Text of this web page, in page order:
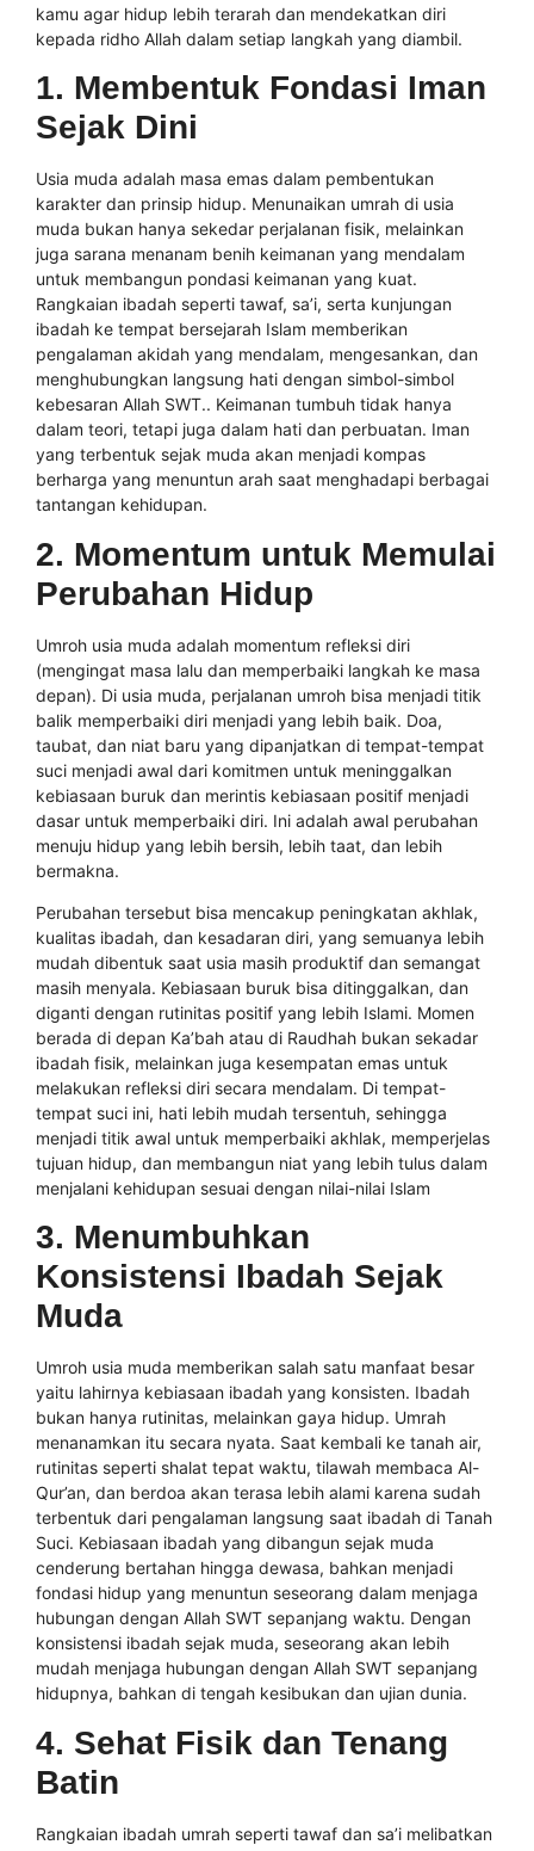
kamu agar hidup lebih terarah dan mendekatkan diri
kepada ridho Allah dalam setiap langkah yang diambil.
1. Membentuk Fondasi Iman
Sejak Dini
Usia muda adalah masa emas dalam pembentukan
karakter dan prinsip hidup. Menunaikan umrah di usia
muda bukan hanya sekedar perjalanan fisik, melainkan
juga sarana menanam benih keimanan yang mendalam
untuk membangun pondasi keimanan yang kuat.
Rangkaian ibadah seperti tawaf, sa’i, serta kunjungan
ibadah ke tempat bersejarah Islam memberikan
pengalaman akidah yang mendalam, mengesankan, dan
menghubungkan langsung hati dengan simbol-simbol
kebesaran Allah SWT.. Keimanan tumbuh tidak hanya
dalam teori, tetapi juga dalam hati dan perbuatan. Iman
yang terbentuk sejak muda akan menjadi kompas
berharga yang menuntun arah saat menghadapi berbagai
tantangan kehidupan.
2. Momentum untuk Memulai
Perubahan Hidup
Umroh usia muda adalah momentum refleksi diri
(mengingat masa lalu dan memperbaiki langkah ke masa
depan). Di usia muda, perjalanan umroh bisa menjadi titik
balik memperbaiki diri menjadi yang lebih baik. Doa,
taubat, dan niat baru yang dipanjatkan di tempat-tempat
suci menjadi awal dari komitmen untuk meninggalkan
kebiasaan buruk dan merintis kebiasaan positif menjadi
dasar untuk memperbaiki diri. Ini adalah awal perubahan
menuju hidup yang lebih bersih, lebih taat, dan lebih
bermakna.
Perubahan tersebut bisa mencakup peningkatan akhlak,
kualitas ibadah, dan kesadaran diri, yang semuanya lebih
mudah dibentuk saat usia masih produktif dan semangat
masih menyala. Kebiasaan buruk bisa ditinggalkan, dan
diganti dengan rutinitas positif yang lebih Islami. Momen
berada di depan Ka’bah atau di Raudhah bukan sekadar
ibadah fisik, melainkan juga kesempatan emas untuk
melakukan refleksi diri secara mendalam. Di tempat-
tempat suci ini, hati lebih mudah tersentuh, sehingga
menjadi titik awal untuk memperbaiki akhlak, memperjelas
tujuan hidup, dan membangun niat yang lebih tulus dalam
menjalani kehidupan sesuai dengan nilai-nilai Islam
3. Menumbuhkan
Konsistensi Ibadah Sejak
Muda
Umroh usia muda memberikan salah satu manfaat besar
yaitu lahirnya kebiasaan ibadah yang konsisten. Ibadah
bukan hanya rutinitas, melainkan gaya hidup. Umrah
menanamkan itu secara nyata. Saat kembali ke tanah air,
rutinitas seperti shalat tepat waktu, tilawah membaca Al-
Qur’an, dan berdoa akan terasa lebih alami karena sudah
terbentuk dari pengalaman langsung saat ibadah di Tanah
Suci. Kebiasaan ibadah yang dibangun sejak muda
cenderung bertahan hingga dewasa, bahkan menjadi
fondasi hidup yang menuntun seseorang dalam menjaga
hubungan dengan Allah SWT sepanjang waktu. Dengan
konsistensi ibadah sejak muda, seseorang akan lebih
mudah menjaga hubungan dengan Allah SWT sepanjang
hidupnya, bahkan di tengah kesibukan dan ujian dunia.
4. Sehat Fisik dan Tenang
Batin
Rangkaian ibadah umrah seperti tawaf dan sa’i melibatkan